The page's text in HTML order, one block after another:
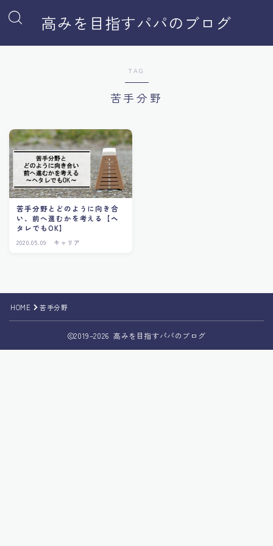
高みを目指すパパのブログ
TAG
苦手分野
苦手分野とどのように向き合
い、前へ進むかを考える【ヘ
タレでもOK】
2020.05.09 キャリア
HOME 苦手分野
2019–2026 高みを目指すパパのブログ